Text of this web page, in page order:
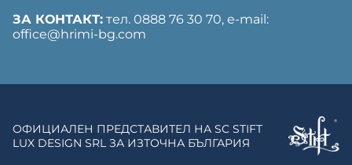
ЗА КОНТАКТ: тел. 0888 76 30 70, е-mail:
office@hrimi-bg.com
ОФИЦИАЛЕН ПРЕДСТАВИТЕЛ НА SC STIFT
LUX DESIGN SRL ЗА ИЗТОЧНА БЪЛГАРИЯ